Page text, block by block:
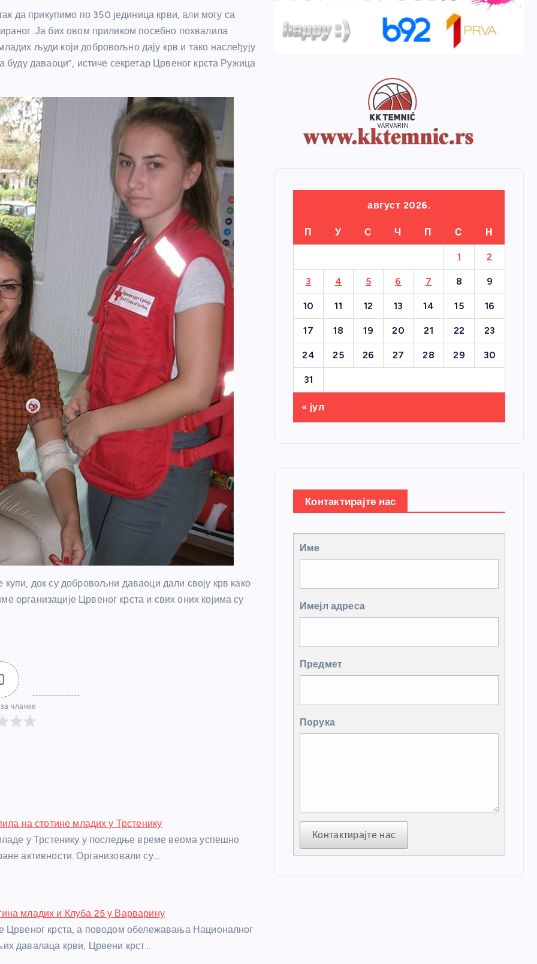
да прикупимо по 350 јединица крви, али могу са
Ја бих овом приликом посебно похвалила
људи који добровољно дају крв и тако наслеђују
буду даваоци”, истиче секретар Црвеног крста Ружица
док су добровољни даваоци дали своју крв како
организације Црвеног крста и свих оних којима су
чланке
на стотине младих у Трстенику
у Трстенику у последње време веома успешно
активности. Организовали су…
младих и Клуба 25 у Варварину
Црвеног крста, а поводом обележавања Националног
давалаца крви, Црвени крст…
август 2026.
П У С Ч П С Н
1 2
3 4 5 6 7 8 9
10 11 12 13 14 15 16
17 18 19 20 21 22 23
24 25 26 27 28 29 30
31
« јул
Контактирајте нас
Име
Имејл адреса
Предмет
Порука
Контактирајте нас